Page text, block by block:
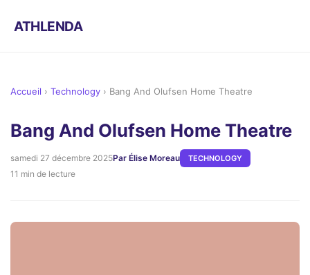
ATHLENDA
Accueil › Technology › Bang And Olufsen Home Theatre
Bang And Olufsen Home Theatre
samedi 27 décembre 2025Par Élise Moreau TECHNOLOGY
11 min de lecture